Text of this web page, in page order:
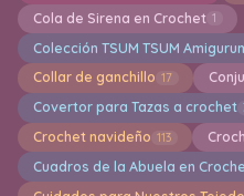
Cola de Sirena en Crochet 1
Colección TSUM TSUM
Collar de ganchillo 17
Covertor para Tazas a crochet
Crochet navideño 113
Cuadros de la Abuela en